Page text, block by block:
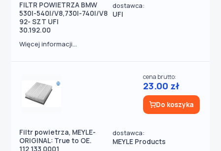
FILTR POWIETRZA BMW
530I-540I/V8,730I-740I/V8
92- SZT UFI
30.192.00
dostawca:
UFI
Więcej informacji...
Filtr powietrza, MEYLE-
ORIGINAL: True to OE.
112 133 0001
dostawca:
MEYLE Products
cena brutto:
23.00 zł
Do koszyka